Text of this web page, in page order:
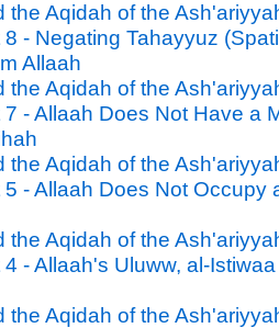
the Aqidah of the
- Negating Tahayyuz
Allaah
the Aqidah of the
- Allaah Does Not Have a
the Aqidah of the
- Allaah Does Not Occupy
the Aqidah of the
- Allaah's Uluww, al-
the Aqidah of the